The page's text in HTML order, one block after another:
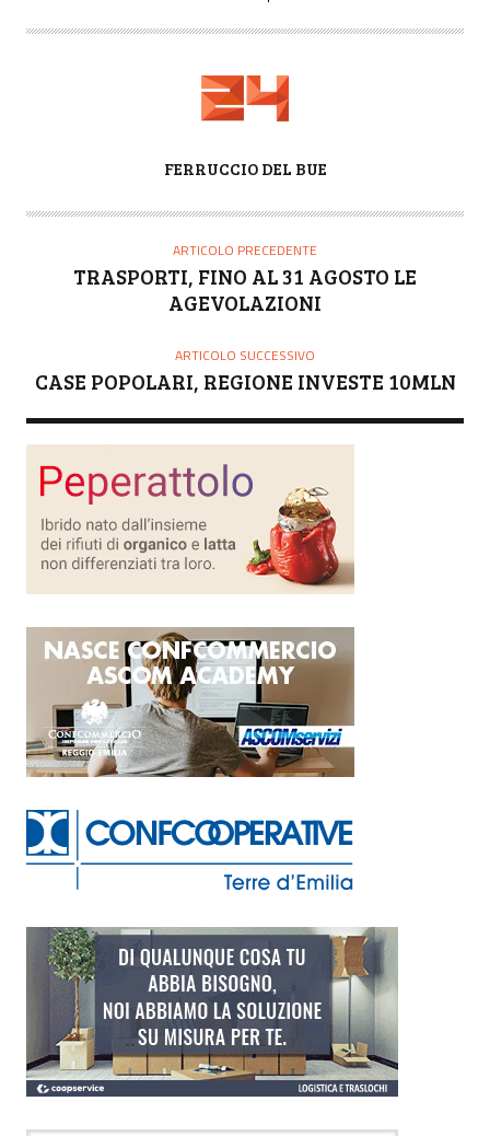
T
FERRUCCIO DEL BUE
ARTICOLO PRECEDENTE
TRASPORTI, FINO AL 31 AGOSTO LE
AGEVOLAZIONI
ARTICOLO SUCCESSIVO
CASE POPOLARI, REGIONE INVESTE 10MLN